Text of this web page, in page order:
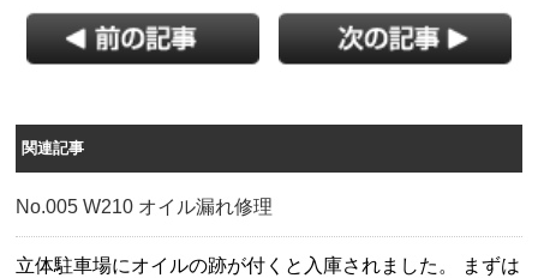
関連記事
No.005 W210 オイル漏れ修理
立体駐車場にオイルの跡が付くと入庫されました。 まずは